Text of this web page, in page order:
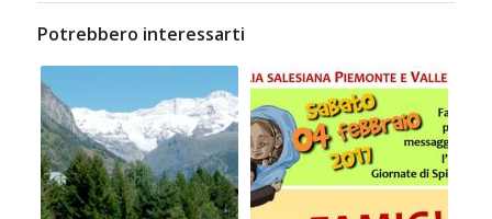
Potrebbero interessarti